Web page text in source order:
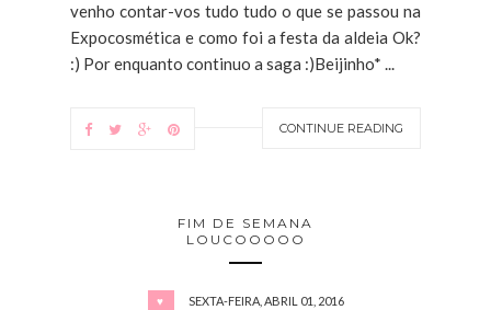
venho contar-vos tudo tudo o que se passou na
Expocosmética e como foi a festa da aldeia Ok?
:) Por enquanto continuo a saga :)Beijinho* ...
CONTINUE READING
FIM DE SEMANA
LOUCOOOOO
♥ SEXTA-FEIRA, ABRIL 01, 2016